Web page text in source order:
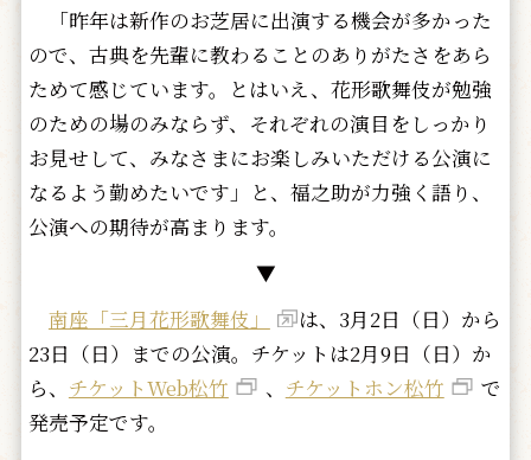
「昨年は新作のお芝居に出演する機会が多かった
ので、古典を先輩に教わることのありがたさをあら
ためて感じています。とはいえ、花形歌舞伎が勉強
のための場のみならず、それぞれの演目をしっかり
お見せして、みなさまにお楽しみいただける公演に
なるよう勤めたいです」と、福之助が力強く語り、
公演への期待が高まります。
▼
南座「三月花形歌舞伎」
は、3月2日（日）から
23日（日）までの公演。チケットは2月9日（日）か
ら、 チケットWeb松竹 、 チケットホン松竹
で
発売予定です。